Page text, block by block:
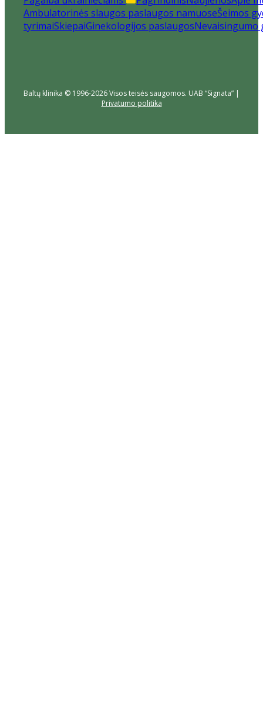
Ambulatorinės slaugos paslaugos namuoseŠeimos
tyrimaiSkiepaiGinekologijos paslaugosNevaisingumo
Baltų klinika © 1996-2026 Visos teisės saugomos. UAB “Signata” |
Privatumo politika